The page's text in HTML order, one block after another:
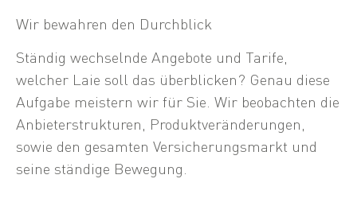
Wir bewahren den Durchblick
Ständig wechselnde Angebote und Tarife,
welcher Laie soll das überblicken? Genau diese
Aufgabe meistern wir für Sie. Wir beobachten die
Anbieterstrukturen, Produktveränderungen,
sowie den gesamten Versicherungsmarkt und
seine ständige Bewegung.